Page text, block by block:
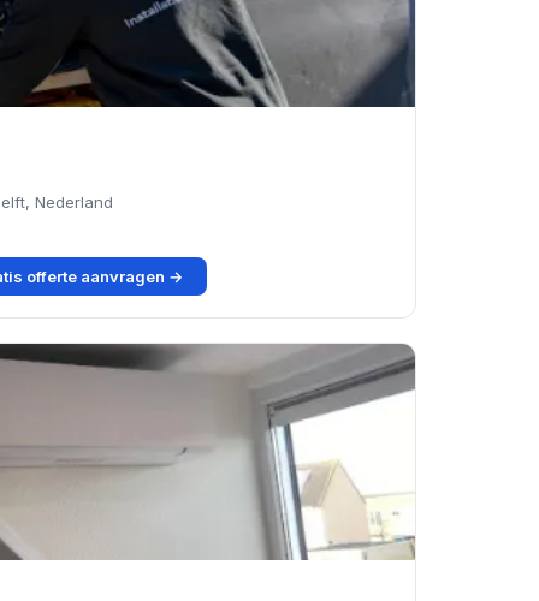
Nederland
offerte aanvragen →